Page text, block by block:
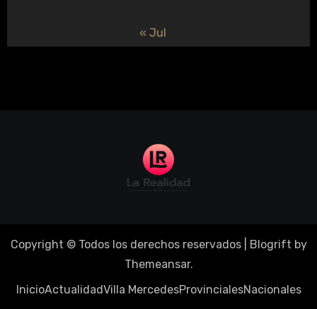
« Jul
Copyright © Todos los derechos reservados Blogrift by
Themeansar.
InicioActualidadVilla MercedesProvincialesNacionales